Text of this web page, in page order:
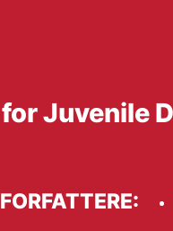
Juvenile